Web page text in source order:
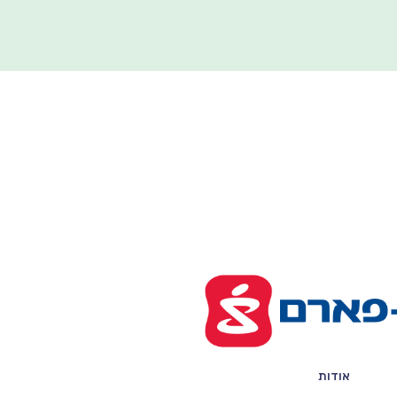
אודות